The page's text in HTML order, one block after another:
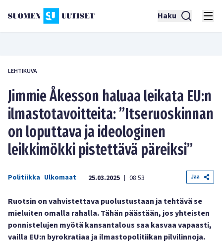
Haku
LEHTIKUVA
Jimmie Åkesson haluaa leikata EU:n
ilmastotavoitteita: ”Itseruoskinnan
on loputtava ja ideologinen
leikkimökki pistettävä päreiksi”
Politiikka Ulkomaat 25.03.2025 | 08:53 Jaa
Ruotsin on vahvistettava puolustustaan ja tehtävä se
mieluiten omalla rahalla. Tähän päästään, jos yhteisten
ponnistelujen myötä kansantalous saa kasvaa vapaasti,
vailla EU:n byrokratiaa ja ilmastopolitiikan pilvilinnoja.